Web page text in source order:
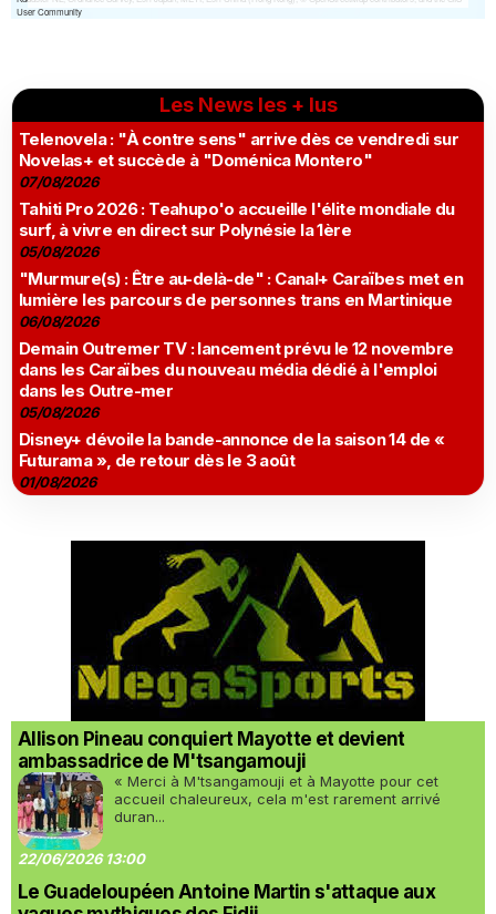
Les News les + lus
Telenovela : "À contre sens" arrive dès ce vendredi sur
Novelas+ et succède à "Doménica Montero"
07/08/2026
Tahiti Pro 2026 : Teahupo'o accueille l'élite mondiale du
surf, à vivre en direct sur Polynésie la 1ère
05/08/2026
"Murmure(s) : Être au-delà-de" : Canal+ Caraïbes met en
lumière les parcours de personnes trans en Martinique
06/08/2026
Demain Outremer TV : lancement prévu le 12 novembre
dans les Caraïbes du nouveau média dédié à l'emploi
dans les Outre-mer
05/08/2026
Disney+ dévoile la bande-annonce de la saison 14 de «
Futurama », de retour dès le 3 août
01/08/2026
Allison Pineau conquiert Mayotte et devient
ambassadrice de M'tsangamouji
« Merci à M'tsangamouji et à Mayotte pour cet
accueil chaleureux, cela m'est rarement arrivé
duran...
22/06/2026 13:00
Le Guadeloupéen Antoine Martin s'attaque aux